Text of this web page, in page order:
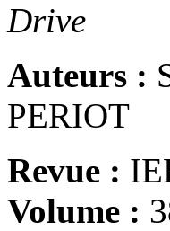
Drive
Auteurs :
PERIOT
Revue :
Volume :